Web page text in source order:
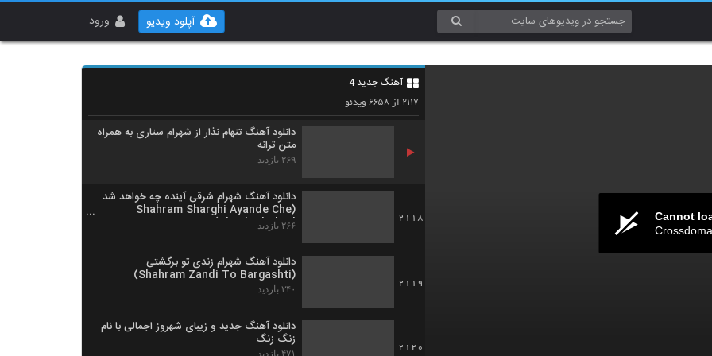
ورود آپلود ویدیو
Cannot
آهنگ جدید 4
۲۱۱۷ از ۶۶۵۸ویدئو
2116
Shahram Rajabi Borje Khali
دانلود آهنگ تنهام نذار از شهرام ستاری به همراه
متن ترانه
۲۶۹ بازدید
2118
دانلود آهنگ شهرام شرقی آینده چه خواهد شد
(Shahram Sharghi Ayande Che
Khaahad Shod)
۲۶۶ بازدید
2119
دانلود آهنگ شهرام زندی تو برگشتی
(Shahram Zandi To Bargashti)
۳۴۰ بازدید
2120
دانلود آهنگ جدید و زیبای شهروز اجمالی با نام
زنگ زنگ